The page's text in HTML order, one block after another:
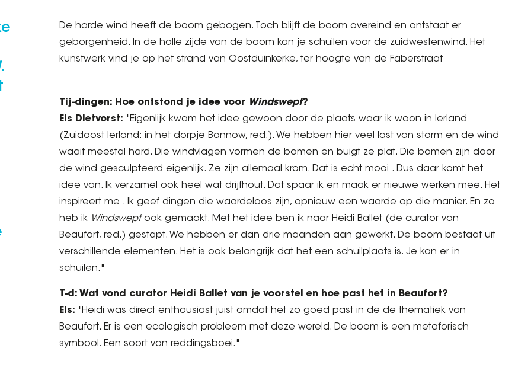
De harde wind heeft de boom gebogen. Toch blijft de boom overeind en ontstaat er
geborgenheid. In de holle zijde van de boom kan je schuilen voor de zuidwestenwind. Het
kunstwerk vind je op het strand van Oostduinkerke, ter hoogte van de Faberstraat
Tij-dingen: Hoe ontstond je idee voor Windswept?
Els Dietvorst: "Eigenlijk kwam het idee gewoon door de plaats waar ik woon in Ierland
(Zuidoost Ierland: in het dorpje Bannow, red.). We hebben hier veel last van storm en de wind
waait meestal hard. Die windvlagen vormen de bomen en buigt ze plat. Die bomen zijn door
de wind gesculpteerd eigenlijk. Ze zijn allemaal krom. Dat is echt mooi . Dus daar komt het
idee van. Ik verzamel ook heel wat drijfhout. Dat spaar ik en maak er nieuwe werken mee. Het
inspireert me . Ik geef dingen die waardeloos zijn, opnieuw een waarde op die manier. En zo
heb ik Windsweptook gemaakt. Met het idee ben ik naar Heidi Ballet (de curator van
Beaufort, red.) gestapt. We hebben er dan drie maanden aan gewerkt. De boom bestaat uit
verschillende elementen. Het is ook belangrijk dat het een schuilplaats is. Je kan er in
schuilen."
T-d: Wat vond curator Heidi Ballet van je voorstel en hoe past het in Beaufort?
Els: "Heidi was direct enthousiast juist omdat het zo goed past in de de thematiek van
Beaufort. Er is een ecologisch probleem met deze wereld. De boom is een metaforisch
symbool. Een soort van reddingsboei."